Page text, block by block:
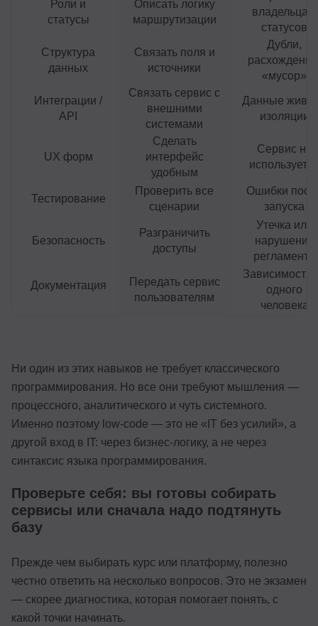
Роли и
статусы
Описать логику
маршрутизации
владельца и
статусов
Структура
данных
Связать поля и
источники
Дубли,
«мусор»
Интеграции /
API
Связать сервис с
внешними
системами
Данные
изоляции
UX форм
Сделать
интерфейс
удобным
Сервис не
Тестирование
Проверить все
сценарии
Ошибки
запуска
Безопасность
Разграничить
доступы
Утечка или
нарушение
регламента
Документация
Передать сервис
пользователям
Зависимость
одного
человека
Ни один из этих навыков не требует классического
программирования. Но все они требуют мышления —
процессного, аналитического и чуть системного.
Именно поэтому low-code — это не «IT без усилий», а
другой вход в IT: через бизнес-логику, а не через
синтаксис языка программирования.
Проверьте себя: вы готовы собирать
сервисы или сначала надо подтянуть
базу
Прежде чем выбирать курс или платформу, полезно
честно ответить на несколько вопросов. Это не экзамен
— скорее диагностика, которая помогает понять, с
какой точки начинать.